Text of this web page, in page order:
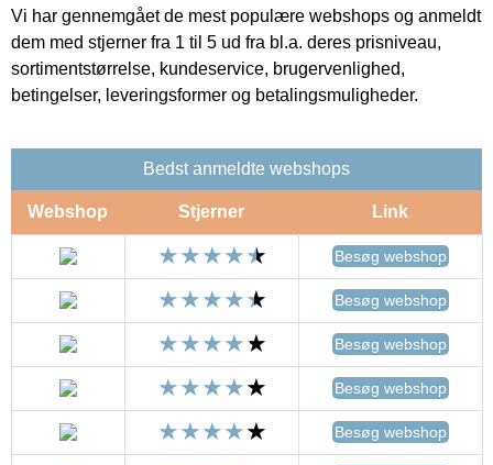
Vi har gennemgået de mest populære webshops og anmeldt
dem med stjerner fra 1 til 5 ud fra bl.a. deres prisniveau,
sortimentstørrelse, kundeservice, brugervenlighed,
betingelser, leveringsformer og betalingsmuligheder.
Bedst anmeldte webshops
Webshop Stjerner Link
Besøg webshop
Besøg webshop
Besøg webshop
Besøg webshop
Besøg webshop